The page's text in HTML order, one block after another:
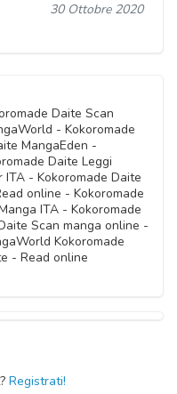
30 Ottobre 2020
Daite Scan
- Kokoromade
MangaEden -
Daite Leggi
- Kokoromade Daite
online - Kokoromade
ITA - Kokoromade
Scan manga online -
Kokoromade
- Read online
Registrati!